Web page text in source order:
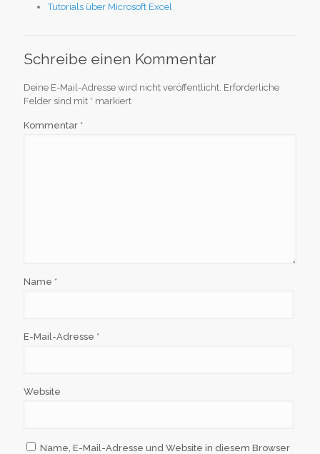
Tutorials über Microsoft Excel
Schreibe einen Kommentar
Deine E-Mail-Adresse wird nicht veröffentlicht. Erforderliche
Felder sind mit * markiert
Kommentar *
Name *
E-Mail-Adresse *
Website
Name, E-Mail-Adresse und Website in diesem Browser